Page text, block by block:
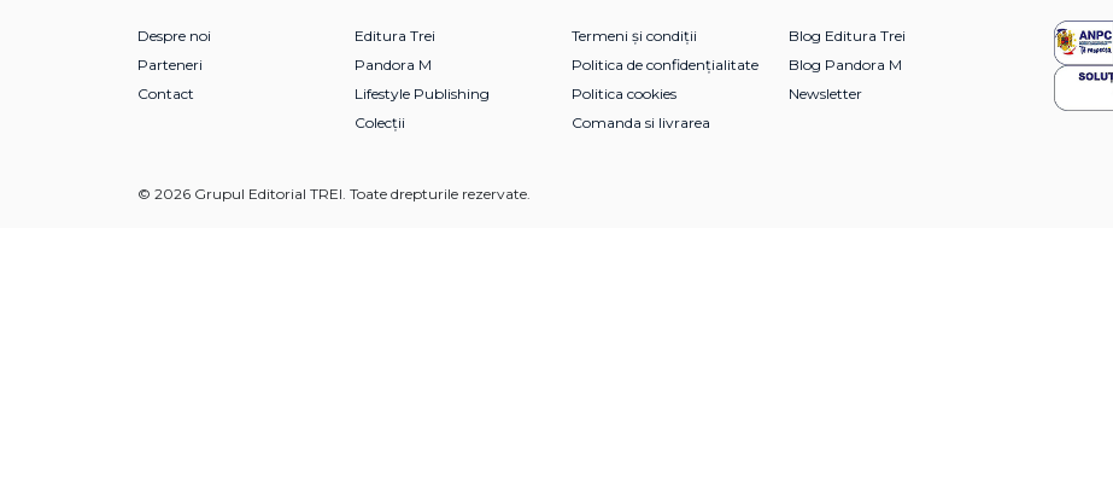
Despre noi
Parteneri
Contact
Editura Trei
Pandora M
Lifestyle Publishing
Colecții
Termeni și condiții
Politica de confidențialitate
Politica cookies
Comanda si livrarea
Blog Editura Trei
Blog Pandora M
Newsletter
© 2026 Grupul Editorial TREI. Toate drepturile rezervate.